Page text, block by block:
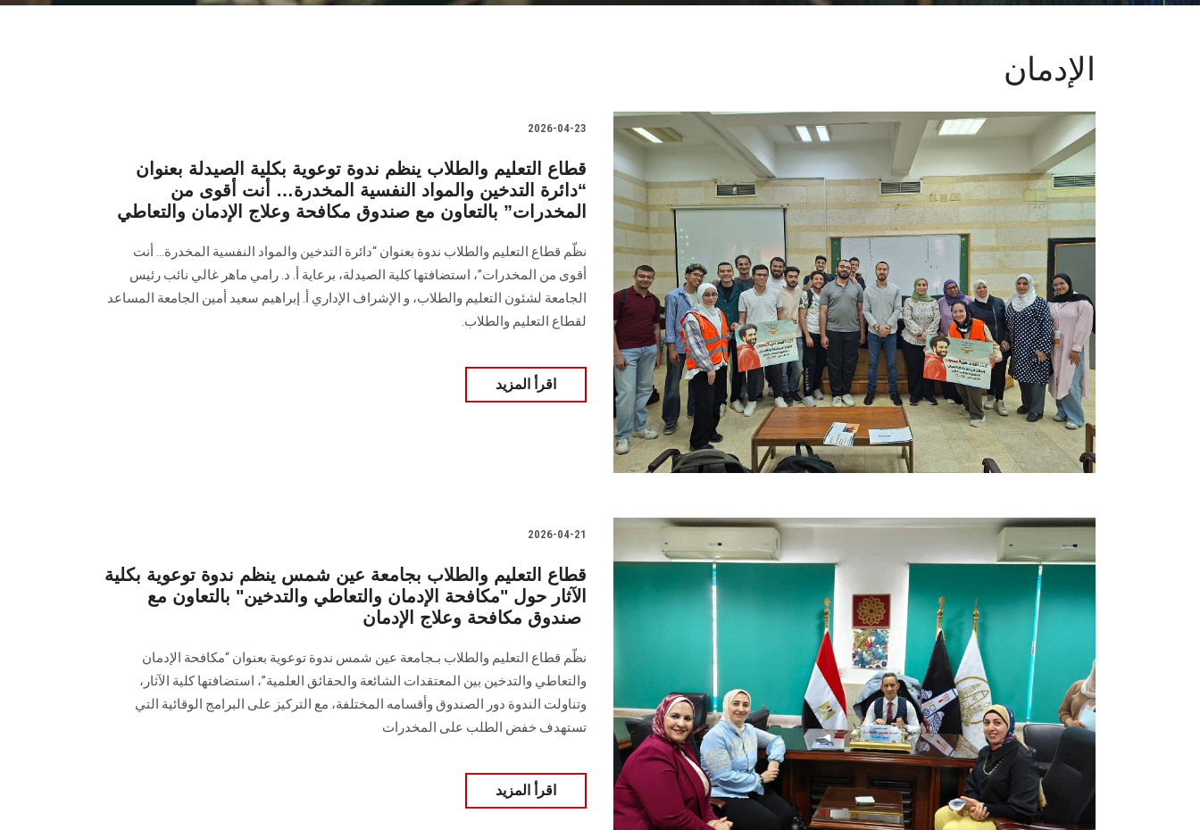
الإدمان
2026-04-23
قطاع التعليم والطلاب ينظم ندوة توعوية بكلية الصيدلة بعنوان
“دائرة التدخين والمواد النفسية المخدرة… أنت أقوى من
المخدرات” بالتعاون مع صندوق مكافحة وعلاج الإدمان والتعاطي
نظّم قطاع التعليم والطلاب ندوة بعنوان “دائرة التدخين والمواد النفسية المخدرة… أنت
أقوى من المخدرات”، استضافتها كلية الصيدلة، برعاية أ. د. رامي ماهر غالي نائب رئيس
الجامعة لشئون التعليم والطلاب، و الإشراف الإداري أ. إبراهيم سعيد أمين الجامعة المساعد
لقطاع التعليم والطلاب.
اقرأ المزيد
2026-04-21
قطاع التعليم والطلاب بجامعة عين شمس ينظم ندوة توعوية بكلية
الآثار حول "مكافحة الإدمان والتعاطي والتدخين" بالتعاون مع
نظّم قطاع التعليم والطلاب بـجامعة عين شمس ندوة توعوية بعنوان “مكافحة الإدمان
والتعاطي والتدخين بين المعتقدات الشائعة والحقائق العلمية”، استضافتها كلية الآثار،
وتناولت الندوة دور الصندوق وأقسامه المختلفة، مع التركيز على البرامج الوقائية التي
تستهدف خفض الطلب على المخدرات
اقرأ المزيد